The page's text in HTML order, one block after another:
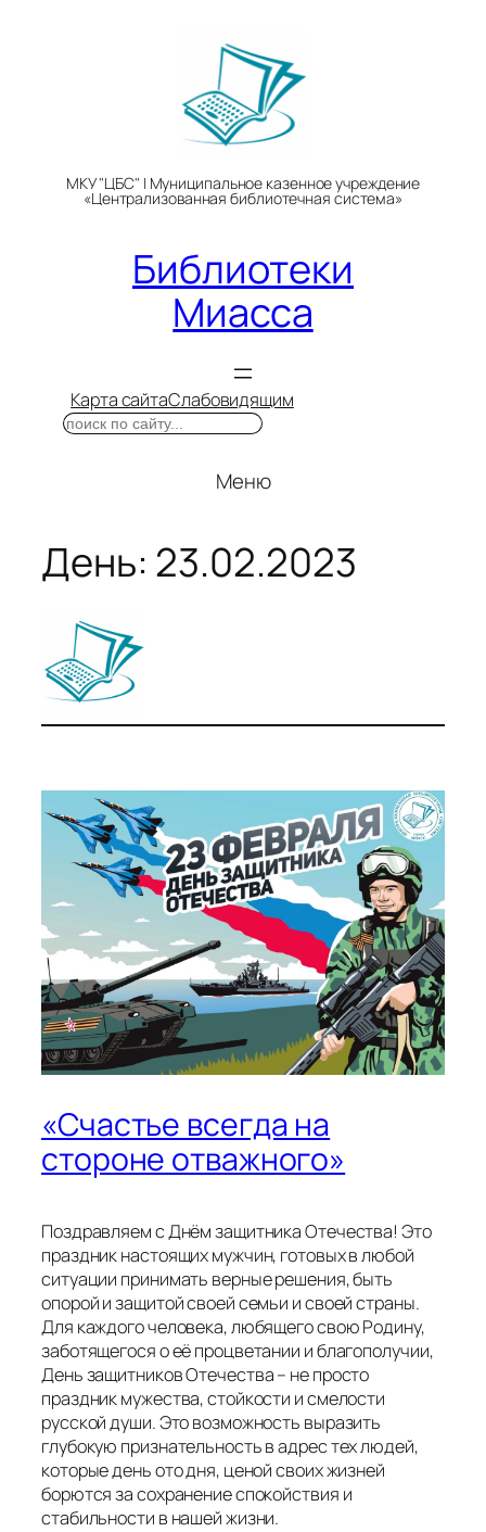
МКУ "ЦБС" | Муниципальное казенное учреждение
«Централизованная библиотечная система»
Библиотеки
Миасса
Карта сайтаСлабовидящим
Поиск
Меню
День: 23.02.2023
«Счастье всегда на
стороне отважного»
Поздравляем с Днём защитника Отечества! Это
праздник настоящих мужчин, готовых в любой
ситуации принимать верные решения, быть
опорой и защитой своей семьи и своей страны.
Для каждого человека, любящего свою Родину,
заботящегося о её процветании и благополучии,
День защитников Отечества – не просто
праздник мужества, стойкости и смелости
русской души. Это возможность выразить
глубокую признательность в адрес тех людей,
которые день ото дня, ценой своих жизней
борются за сохранение спокойствия и
стабильности в нашей жизни.